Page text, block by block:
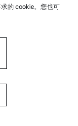
的 cookie。您也可